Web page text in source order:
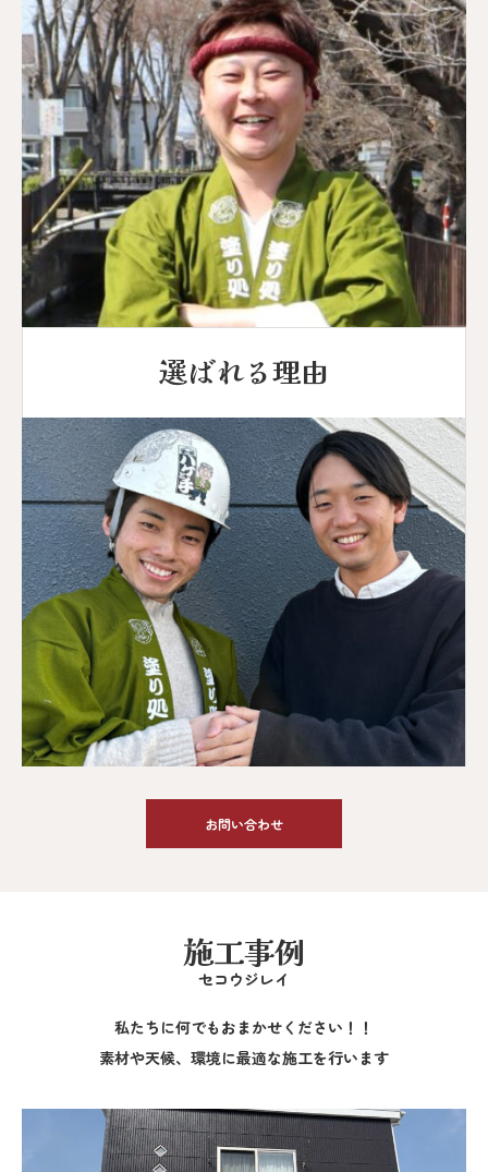
選ばれる理由
お問い合わせ
施工事例
セコウジレイ
私たちに何でもおまかせください！！
素材や天候、環境に最適な施工を行います